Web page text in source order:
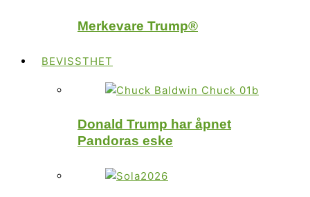
Merkevare Trump®
BEVISSTHET
Donald Trump har åpnet
Pandoras eske